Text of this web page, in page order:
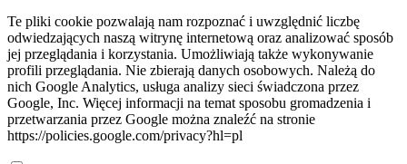
Te pliki cookie pozwalają nam rozpoznać i uwzględnić liczbę
odwiedzających naszą witrynę internetową oraz analizować sposób
jej przeglądania i korzystania. Umożliwiają także wykonywanie
profili przeglądania. Nie zbierają danych osobowych. Należą do
nich Google Analytics, usługa analizy sieci świadczona przez
Google, Inc. Więcej informacji na temat sposobu gromadzenia i
przetwarzania przez Google można znaleźć na stronie
https://policies.google.com/privacy?hl=pl